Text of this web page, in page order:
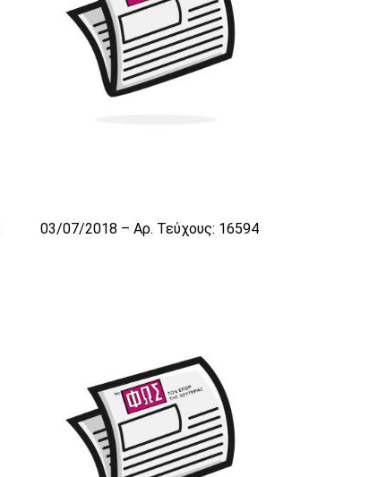
03/07/2018 – Αρ. Τεύχους: 16594